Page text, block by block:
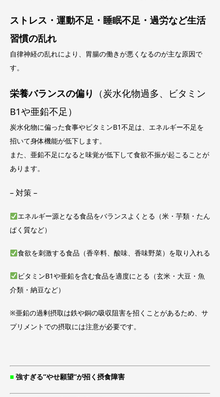
ストレス・運動不足・睡眠不足・過労など生活
習慣の乱れ
自律神経の乱れにより、胃腸の働きが悪くなるのが主な原因で
す。
栄養バランスの偏り
（炭水化物過多、ビタミン
B1や亜鉛不足）
炭水化物に偏った食事やビタミンB1不足は、エネルギー不足を
招いて身体機能が低下します。
また、亜鉛不足になると味覚が低下して食欲不振が起こることが
あります。
– 対策 –
エネルギー源となる食品をバランスよくとる（米・芋類・たん
ぱく質など）
食欲を刺激する食品（香辛料、酸味、香味野菜）を取り入れる
ビタミンB1や亜鉛を含む食品を適度にとる（玄米・大豆・魚
介類・納豆など）
※亜鉛の過剰摂取は鉄や銅の吸収阻害を招くことがあるため、サ
プリメントでの摂取には注意が必要です。
■ 強すぎる”やせ願望”が招く摂食障害